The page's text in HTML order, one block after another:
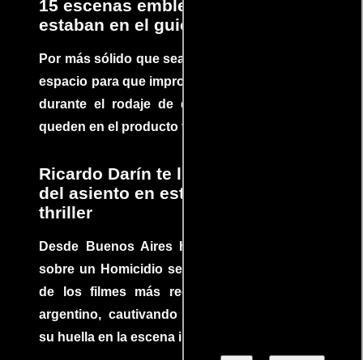
15 escenas emblemáticas que no
estaban en el guion
Por más sólido que sea un guión siempre hay
espacio para que improvisaciones que se dan
durante el rodaje de determinadas escenas
queden en el producto final.
Ricardo Darín te llevará al borde
del asiento en este increíble
thriller
Desde Buenos Aires hasta el mundo, Tesis
sobre un Homicidio se ha convertido en uno
de los filmes más recomendados del cine
argentino, cautivando audiencias y dejando
su huella en la escena internacional.